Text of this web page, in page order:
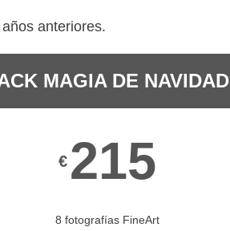
anteriores.
MAGIA DE NAVIDAD
€ 215
8 fotografías FineArt